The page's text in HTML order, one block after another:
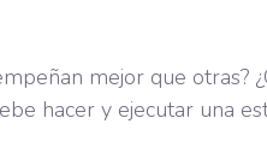
mejor que otras?
hacer y ejecutar una